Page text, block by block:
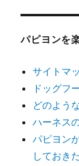
パピヨンを
サイトマ
ドッグフ
どのよう
ハーネス
パピヨン
しておき